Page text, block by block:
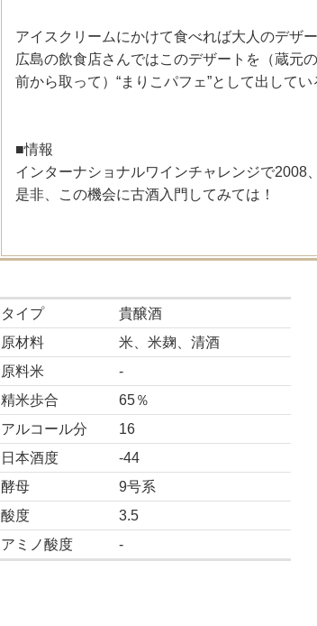
アイスクリームにかけて食べれば大人のデザ
広島の飲食店さんではこのデザートを（蔵
前から取って）“まりこパフェ”として出してい
■情報
インターナショナルワインチャレンジで2008
是非、この機会に古酒入門してみては！
タイプ
貴醸酒
原材料
米、米麹、清酒
原料米
-
精米歩合
65％
アルコール分
16
日本酒度
-44
酵母
9号系
酸度
3.5
アミノ酸度
-